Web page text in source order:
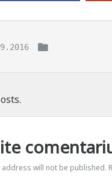
address will not be published.